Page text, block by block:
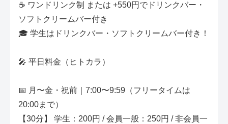
☕ ワンドリンク制 または +550円でドリンクバー・
ソフトクリームバー付き
🎓 学生はドリンクバー・ソフトクリームバー付き！
🎤 平日料金（ヒトカラ）
📅 月〜金・祝前｜7:00〜9:59（フリータイムは
20:00まで）
【30分】 学生：200円 / 会員一般：250円 / 非会員一